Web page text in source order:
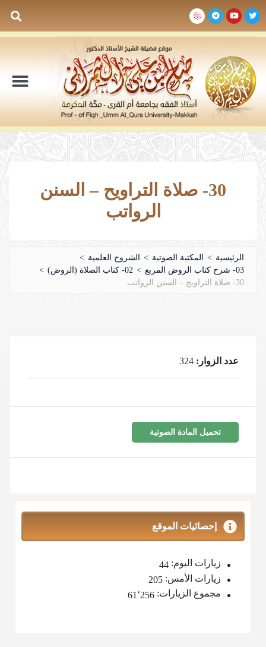
30- صلاة التراويح – السنن
الرواتب
الرئيسية > المكتبة الصوتية > الشروح العلمية >
03- شرح كتاب الروض المربع
> 02- كتاب الصلاة (الروض)
>
30- صلاة التراويح – السنن الرواتب
عدد الزوار: 324
تحميل المادة الصوتية
إحصائيات الموقع
زيارات اليوم: 44
زيارات الأمس: 205
مجموع الزيارات: 61٬256